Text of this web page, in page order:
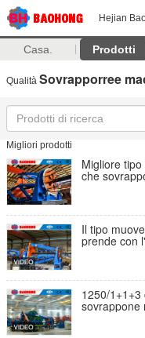
Hejian
Casa. Prodotti
Qualità Sovrapporree
Migliori prodotti
Migliore
che
Il tipo
prende con
1250/
sovrappone